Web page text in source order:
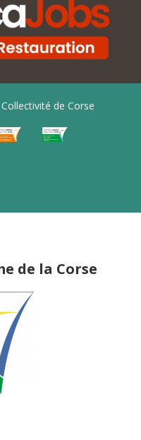
de Corse
de la Corse